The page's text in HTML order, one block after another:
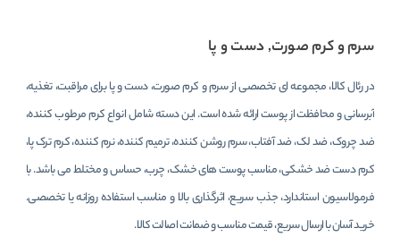
سرم و کرم صورت, دست و پا
در رئال کالا، مجموعه ای تخصصی از سرم و کرم صورت، دست و پا برای مراقبت، تغذیه،
آبرسانی و محافظت از پوست ارائه شده است. این دسته شامل انواع کرم مرطوب کننده،
ضد چروک، ضد لک، ضد آفتاب، سرم روشن کننده، ترمیم کننده، نرم کننده، کرم ترک پا،
کرم دست ضد خشکی، مناسب پوست های خشک، چرب، حساس و مختلط می باشد. با
فرمولاسیون استاندارد، جذب سریع، اثرگذاری بالا و مناسب استفاده روزانه یا تخصصی.
خرید آسان با ارسال سریع، قیمت مناسب و ضمانت اصالت کالا.